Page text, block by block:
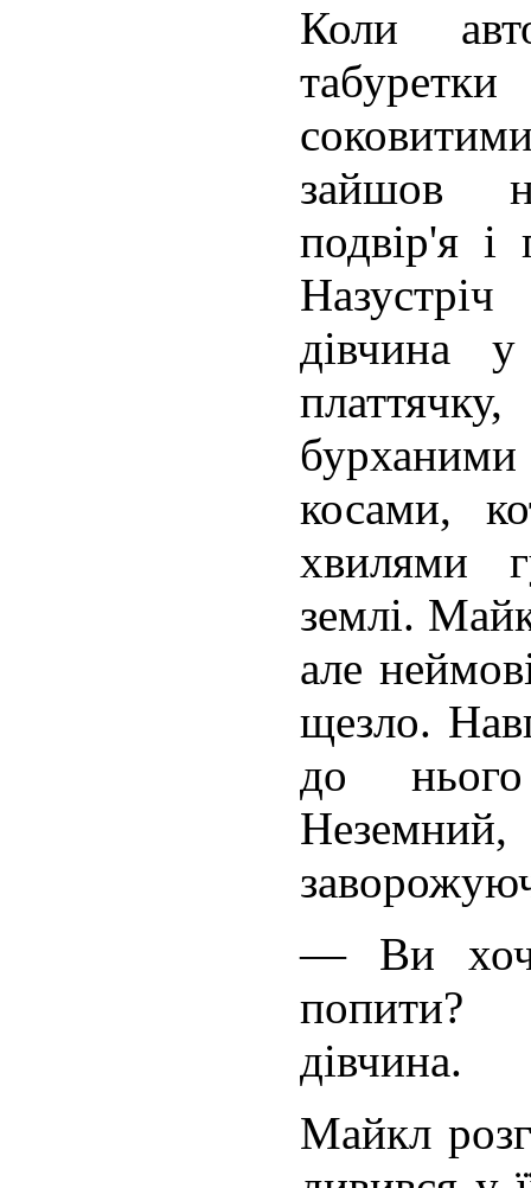
Коли
зайшов
подвір'я і
дівчина у
косами,
хвилями
землі.
але
щезло.
до
— Ви
попити?
дівчина.
Майкл